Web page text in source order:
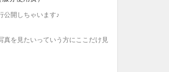
公開しちゃいます♪
真を見たいっていう方にここだけ見